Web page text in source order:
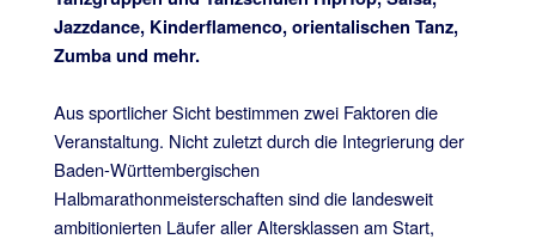
Jazzdance, Kinderflamenco, orientalischen Tanz,
Zumba und mehr.
Aus sportlicher Sicht bestimmen zwei Faktoren die
Veranstaltung. Nicht zuletzt durch die Integrierung der
Baden-Württembergischen
Halbmarathonmeisterschaften sind die landesweit
ambitionierten Läufer aller Altersklassen am Start,